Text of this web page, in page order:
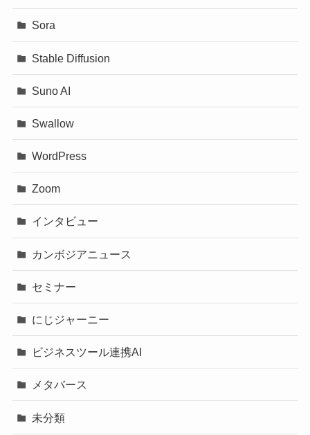
Sora
Stable Diffusion
Suno AI
Swallow
WordPress
Zoom
インタビュー
カンボジアニュース
セミナー
にじジャーニー
ビジネスツール連携AI
メタバース
未分類